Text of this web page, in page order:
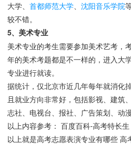
大学、 首都师范大学、 沈阳音乐学院
较不错。
5、美术专业
美术专业的考生需要参加美术艺考，
年的美术考题都是不一样的，进入大
专业进行就读。
据统计，仅北京市近几年每年就消化
且就业方向非常好，包括影视、建筑
志社、电视台、报社、广告策划、动
以上内容参考： 百度百科-高考特长生
以上就是高考志愿表演专业有哪些 高